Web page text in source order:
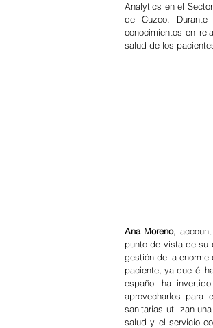
Analytics en el
de Cuzco.
conocimientos en
salud de los
Ana Moreno,
punto de vista de su
gestión de la
paciente, ya que él
español ha
aprovecharlos para
sanitarias utilizan
salud y el servicio